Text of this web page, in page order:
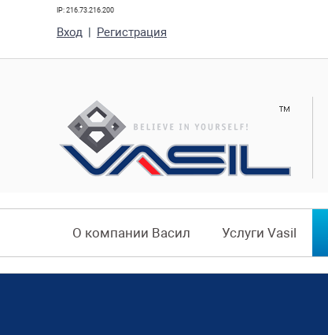
IP: 216.73.216.200
Вход | Регистрация
О компании Васил Услуги Vasil